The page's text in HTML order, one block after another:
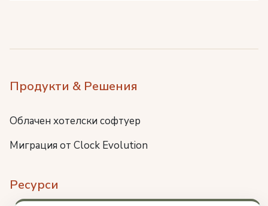
Продукти & Решения
Облачен хотелски софтуер
Миграция от Clock Evolution
Ресурси